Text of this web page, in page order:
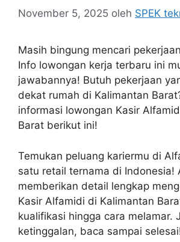
November 5, 2025 oleh SPEK
Masih bingung mencari
Info lowongan kerja terbaru ini
jawabannya! Butuh pekerjaan
dekat rumah di Kalimantan
informasi lowongan Kasir
Barat berikut ini!
Temukan peluang kariermu di
satu retail ternama di Indonesia!
memberikan detail lengkap
Kasir Alfamidi di Kalimantan
kualifikasi hingga cara melamar.
ketinggalan, baca sampai